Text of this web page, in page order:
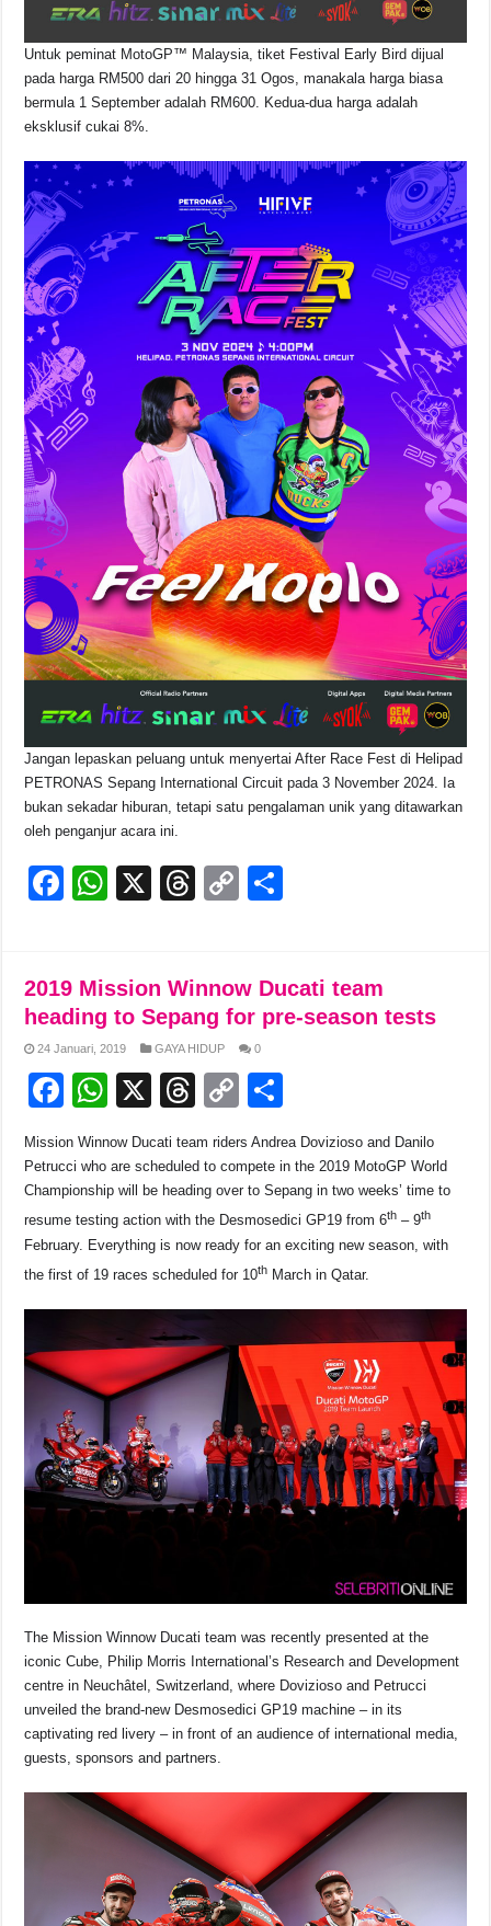
Untuk peminat MotoGP™ Malaysia, tiket Festival Early Bird dijual
pada harga RM500 dari 20 hingga 31 Ogos, manakala harga biasa
bermula 1 September adalah RM600. Kedua-dua harga adalah
eksklusif cukai 8%.
Jangan lepaskan peluang untuk menyertai After Race Fest di Helipad
PETRONAS Sepang International Circuit pada 3 November 2024. Ia
bukan sekadar hiburan, tetapi satu pengalaman unik yang ditawarkan
oleh penganjur acara ini.
F
e
b
o
o
k
W
s
A
p
p
X
T
a
d
s
C
y
Li
n
k
e
2019 Mission Winnow Ducati team
heading to Sepang for pre-season tests
24 Januari, 2019 GAYA HIDUP 0
F
c
e
b
o
o
k
W
at
s
A
p
p
X
T
e
a
d
s
C
p
y
Li
n
k
ar
e
Mission Winnow Ducati team riders Andrea Dovizioso and Danilo
Petrucci who are scheduled to compete in the 2019 MotoGP World
Championship will be heading over to Sepang in two weeks’ time to
resume testing action with the Desmosedici GP19 from 6th – 9th
February. Everything is now ready for an exciting new season, with
the first of 19 races scheduled for 10th March in Qatar.
The Mission Winnow Ducati team was recently presented at the
iconic Cube, Philip Morris International’s Research and Development
centre in Neuchâtel, Switzerland, where Dovizioso and Petrucci
unveiled the brand-new Desmosedici GP19 machine – in its
captivating red livery – in front of an audience of international media,
guests, sponsors and partners.